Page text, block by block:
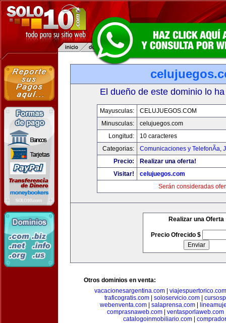
El dueño de este dominio lo
Mayusculas:
CELUJUEGOS.COM
Minusculas:
celujuegos.com
Longitud:
10 caracteres
Categorias:
Comunicaciones y TelefonÃ­a,
Precio:
Realizar una oferta!
Visitar!
celujuegos.com
Serán consideradas
Realizar una Oferta
Precio Ofrecido $
Otros dominios en venta:
vacacionesargentina.com
viajespuertorico.com
traficogratis.com| soloservicio.com|
webenventa.com
salaprensa.com
comprasnaweb.com
ventasporlaweb.com
catalogoinmobiliario.com|